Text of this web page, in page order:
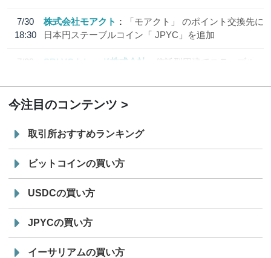
7/30
18:30
株式会社モアクト
「モアクト」 のポイント交換先に
日本円ステーブルコイン「 JPYC」を追加
7/29
SBI VCトレード株式会社
信託型円建てステーブル
今注目のコンテンツ
取引所おすすめランキング
ビットコインの買い方
USDCの買い方
JPYCの買い方
イーサリアムの買い方